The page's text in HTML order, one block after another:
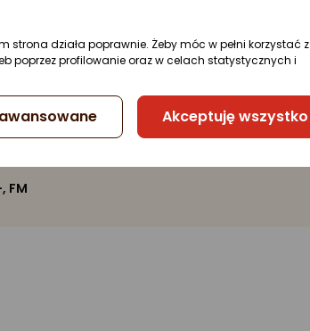
FM
strona działa poprawnie. Żeby móc w pełni korzystać z
poprzez profilowanie oraz w celach statystycznych i
Akceptuję wszystko